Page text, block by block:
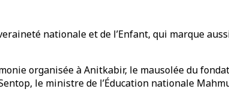
nationale et de l’Enfant, qui marque
organisée à Anitkabir, le mausolée du
le ministre de l’Éducation nationale